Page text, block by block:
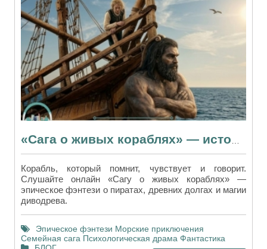
Корабль, который помнит, чувствует и говорит.
Слушайте онлайн «Сагу о живых кораблях» —
эпическое фэнтези о пиратах, древних долгах и магии
диводрева.
Эпическое фэнтези Морские приключения
Семейная сага Психологическая драма Фантастика